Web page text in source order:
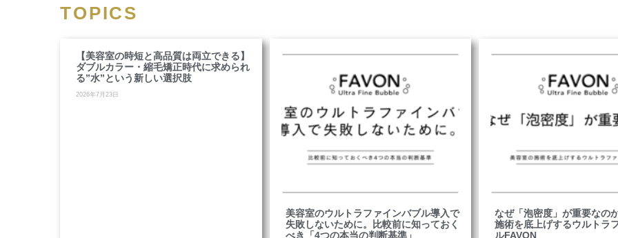
TOPICS
【美容室の時短と高品質は両立できる】
ダブルカラー・縮毛矯正時代に求められ
る”水”という新しい選択肢
2026年7月23日
美容室のウルトラファインバブル導入で
失敗しないために。比較前に知っておく
べき「4つの本当の判断基準」
なぜ「泡密度」が重要なの
施術を底上げするウルトラ
ルFAVON